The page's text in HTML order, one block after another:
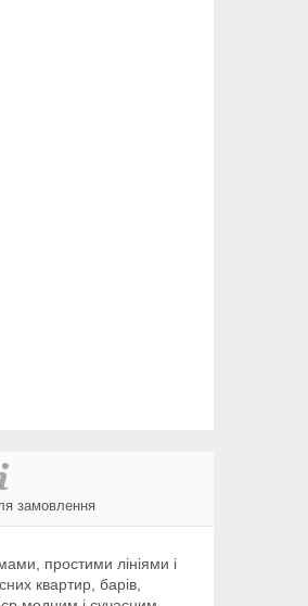
замовлення
простими лініями і
квартир, барів,